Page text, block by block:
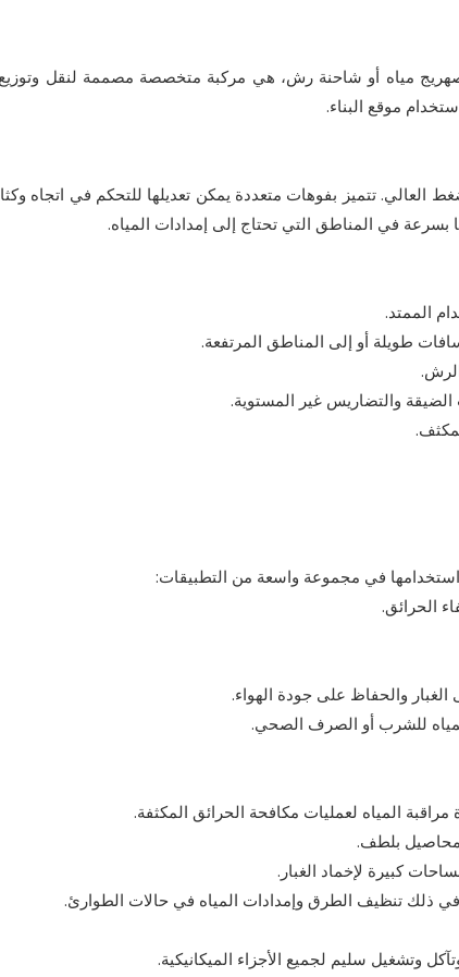
مياه أو شاحنة رش، هي مركبة متخصصة مصممة لنقل وتوزيع
موقع البناء.
تتميز بفوهات متعددة يمكن تعديلها للتحكم في اتجاه
بسرعة في المناطق التي تحتاج إلى إمدادات المياه.
الممتد.
طويلة أو إلى المناطق المرتفعة.
والتضاريس غير المستوية.
استخدامها في مجموعة واسعة من التطبيقات:
الحرائق.
والحفاظ على جودة الهواء.
للشرب أو الصرف الصحي.
المياه لعمليات مكافحة الحرائق المكثفة.
بلطف.
كبيرة لإخماد الغبار.
ذلك تنظيف الطرق وإمدادات المياه في حالات الطوارئ.
وتشغيل سليم لجميع الأجزاء الميكانيكية.